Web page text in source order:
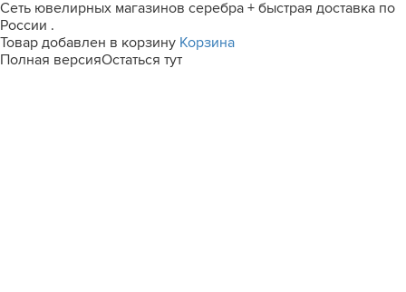
Сеть ювелирных магазинов серебра + быстрая доставка по
России .
Товар добавлен в корзину Корзина
Полная версияОстаться тут